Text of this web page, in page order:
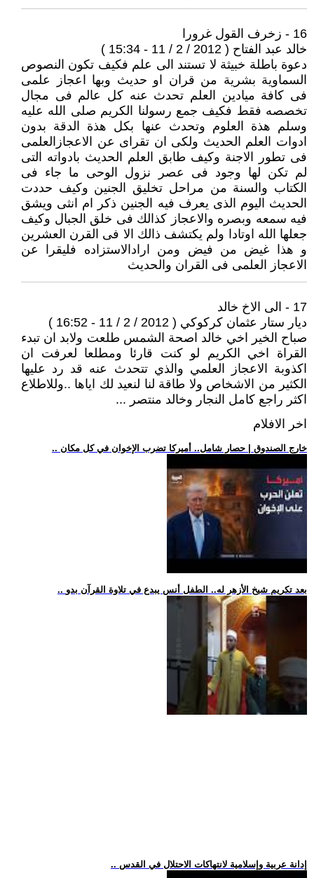
16 - زخرف القول غرورا
خالد عبد الفتاح ( 2012 / 2 / 11 - 15:34 )
دعوة باطلة خبيثة لا تستند الى علم فكيف تكون النصوص
السماوية بشرية من قران او حديث وبها اعجاز علمى
فى كافة ميادين العلم تحدث عنه كل عالم فى مجال
تخصصه فقط فكيف جمع رسولنا الكريم صلى الله عليه
وسلم هذة العلوم وتحدث عنها بكل هذة الدقة بدون
ادوات العلم الحديث ولكى ان تقراى عن الاعجازالعلمى
فى تطور الاجنة وكيف طابق العلم الحديث بادواته التى
لم تكن لها وجود فى عصر نزول الوحى ما جاء فى
الكتاب والسنة من مراحل تخليق الجنين وكيف حددت
الحديث اليوم الذى يعرف فيه الجنين ذكر ام انثى ويشق
فيه سمعه وبصره والاعجاز كذالك فى خلق الجبال وكيف
جعلها الله اوتادا ولم يكتشف ذالك الا فى القرن العشرين
و هذا غيض من فيض ومن ارادالاستزاده فليقرا عن
الاعجاز العلمى فى القران والحديث
17 - الى الاخ خالد
ديار ستار عثمان كركوكي ( 2012 / 2 / 11 - 16:52 )
صباح الخير اخي خالد اصحة الشمس طلعت ولابد ان تبدء
القراة اخي الكريم لو كنت قارئا ومطلعا لعرفت ان
اكذوبة الاعجاز العلمي والذي تتحدث عنه قد رد عليها
الكثير من الاشخاص ولا طاقة لنا لنعيد لك اياها ..وللاطلاع
اكثر راجع كامل النجار وخالد منتصر ...
اخر الافلام
.. خارج الصندوق | حصار شامل.. أميركا تضرب الإخوان في كل مكان
.. بعد تكريم شيخ الأزهر له.. الطفل أنس يبدع في تلاوة القرآن بدو
.. إدانة عربية وإسلامية لانتهاكات الاحتلال في القدس